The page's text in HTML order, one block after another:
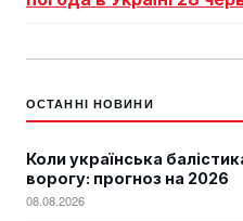
ОСТАННІ НОВИНИ
Коли українська
ворогу: прогноз на 2026
08.08.2026